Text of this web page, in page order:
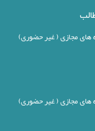
دوره های مجازی ( غیر حضوری)
دوره های مجازی ( غیر حضوری)